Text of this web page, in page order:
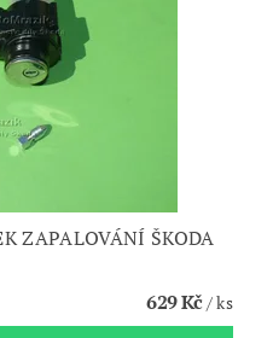
ZAPALOVÁNÍ ŠKODA
629 Kč/ ks